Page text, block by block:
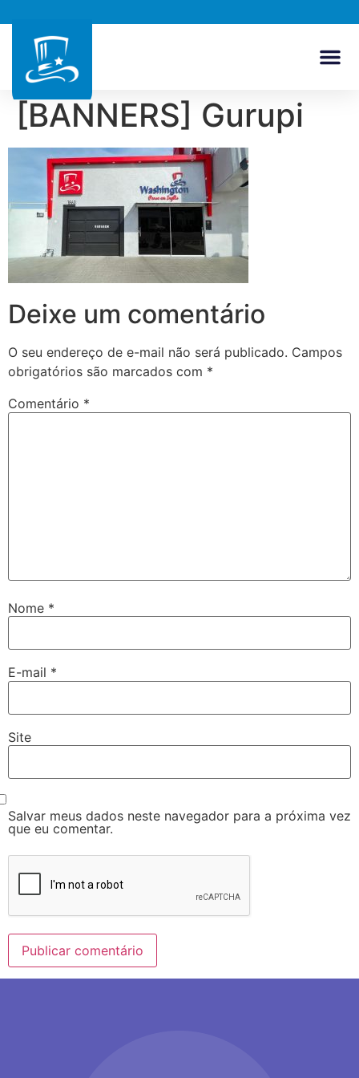
[BANNERS] Gurupi
Deixe um comentário
O seu endereço de e-mail não será publicado. Campos
obrigatórios são marcados com *
Comentário *
Nome *
E-mail *
Site
Salvar meus dados neste navegador para a próxima vez
que eu comentar.